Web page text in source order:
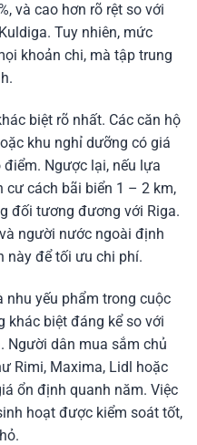
và cao hơn rõ rệt so với
Tuy nhiên, mức
khoản chi, mà tập trung
biệt rõ nhất. Các căn hộ
khu nghỉ dưỡng có giá
Ngược lại, nếu lựa
cư cách bãi biển 1 – 2 km,
đối tương đương với Riga.
người nước ngoài định
này để tối ưu chi phí.
nhu yếu phẩm trong cuộc
khác biệt đáng kể so với
Người dân mua sắm chủ
Rimi, Maxima, Lidl hoặc
ổn định quanh năm. Việc
hoạt được kiểm soát tốt,